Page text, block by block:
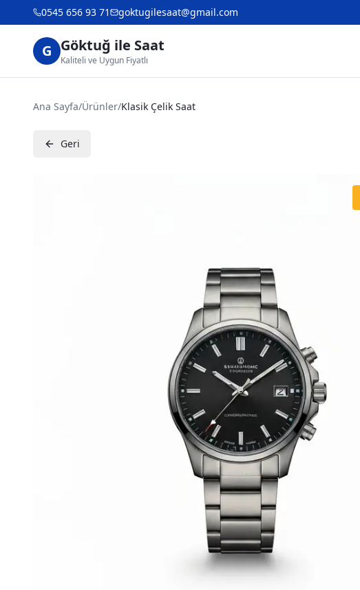
0545 656 93 71 goktugilesaat@gmail.com
G Göktuğ ile Saat
Kaliteli ve Uygun Fiyatlı
Ana Sayfa/Ürünler/Klasik Çelik Saat
Geri